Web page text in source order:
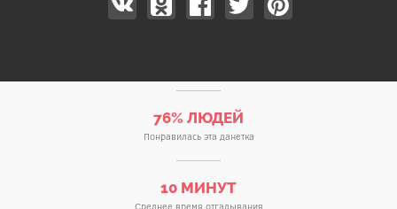
76% ЛЮДЕЙ
Понравилась эта данетка
10 МИНУТ
Среднее время отгадывания